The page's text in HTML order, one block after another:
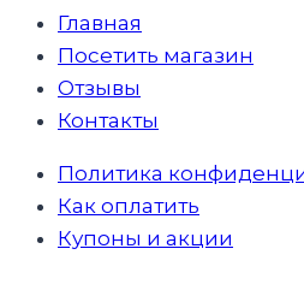
Главная
Посетить магазин
Отзывы
Контакты
Политика
Как оплатить
Купоны и акции